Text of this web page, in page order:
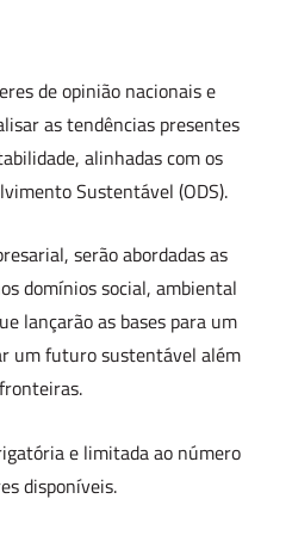
de opinião nacionais e
as tendências presentes
alinhadas com os
Sustentável (ODS).
serão abordadas as
domínios social, ambiental
lançarão as bases para um
um futuro sustentável além
e limitada ao número
disponíveis.